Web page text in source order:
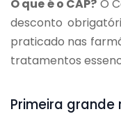
O que é o CAP? O
desconto
praticado nas
tratamentos
Primeira